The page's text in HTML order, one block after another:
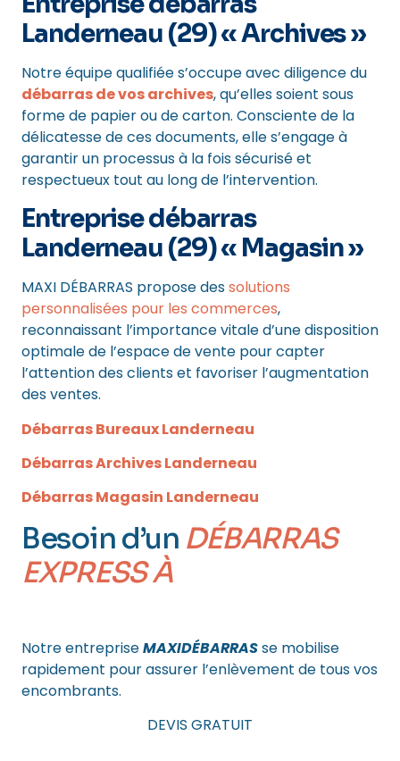
Landerneau (29) « Archives »
Notre équipe qualifiée s’occupe avec diligence du
débarras de vos archives, qu’elles soient sous
forme de papier ou de carton. Consciente de la
délicatesse de ces documents, elle s’engage à
garantir un processus à la fois sécurisé et
respectueux tout au long de l’intervention.
Entreprise débarras
Landerneau (29) « Magasin »
MAXI DÉBARRAS propose dessolutions
personnalisées pour les commerces,
reconnaissant l’importance vitale d’une disposition
optimale de l’espace de vente pour capter
l’attention des clients et favoriser l’augmentation
des ventes.
Débarras Bureaux Landerneau
Débarras Archives Landerneau
Débarras Magasin Landerneau
Besoin d’un DÉBARRAS
EXPRESS À
Notre entrepriseMAXIDÉBARRASse mobilise
rapidement pour assurer l’enlèvement de tous vos
encombrants.
DEVIS GRATUIT